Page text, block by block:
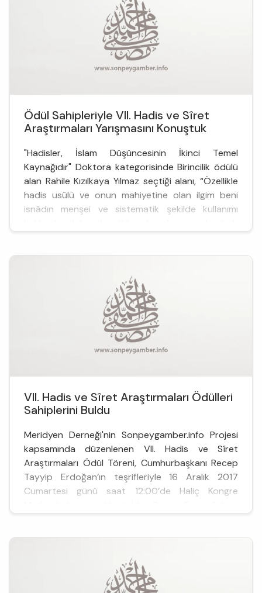
Ödül Sahipleriyle VII. Hadis ve Sîret
Araştırmaları Yarışmasını Konuştuk
"Hadisler, İslam Düşüncesinin İkinci Temel
Kaynağıdır" Doktora kategorisinde Birincilik ödülü
alan Rahile Kızılkaya Yılmaz seçtiği alanı, “Özellikle
hadis usûlü ve onun mahiyetine olan ilgim beni
isnâdın menşei ve sistematik şekilde kullanımı
VII. Hadis ve Sîret Araştırmaları Ödülleri
Sahiplerini Buldu
Meridyen Derneği'nin Sonpeygamber.info Projesi
kapsamında düzenlenen VII. Hadis ve Sîret
Araştırmaları Ödül Töreni, Cumhurbaşkanı Recep
Tayyip Erdoğan’ın teşrifleriyle 16 Aralık 2017
Cumartesi günü saat 12:00’de Haliç Kongre